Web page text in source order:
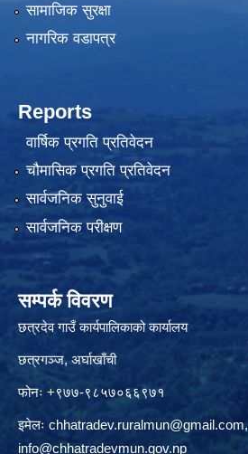
सामाजिक सुरक्षा
नागरिक वडापत्र
Reports
वार्षिक प्रगति प्रतिवेदन
चौमासिक प्रगति प्रतिवेदन
सार्वजनिक सुनुवाई
सार्वजनिक परीक्षण
सम्पर्क विवरण
छत्रदेव गाउँ कार्यपालिकाको कार्यालय
छत्रगञ्ज, अर्घाखाँची
फोनः +९७७-९८५७०६६९७१
इमेलः chhatradev.ruralmun@gmail.com,
info@chhatradevmun.gov.np